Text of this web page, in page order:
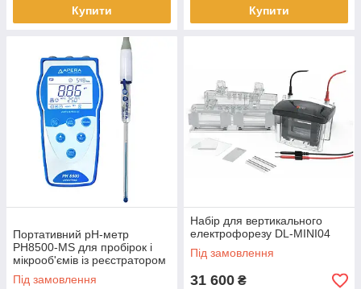
Купити Купити
Портативний рН-метр
PH8500-MS для пробірок і
мікрооб'ємів із реєстратором
даних GLP і USB-виходом
Під замовлення
Набір для вертикального
електрофорезу DL-MINI04
Під замовлення
31 600 ₴